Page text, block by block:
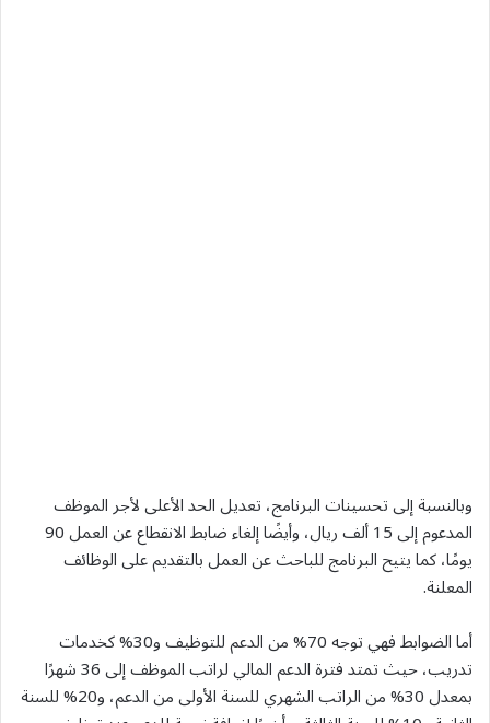
وبالنسبة إلى تحسينات البرنامج، تعديل الحد الأعلى لأجر الموظف
المدعوم إلى 15 ألف ريال، وأيضًا إلغاء ضابط الانقطاع عن العمل 90
يومًا، كما يتيح البرنامج للباحث عن العمل بالتقديم على الوظائف
المعلنة.
أما الضوابط فهي توجه 70% من الدعم للتوظيف و30% كخدمات
تدريب، حيث تمتد فترة الدعم المالي لراتب الموظف إلى 36 شهرًا
بمعدل 30% من الراتب الشهري للسنة الأولى من الدعم، و20% للسنة